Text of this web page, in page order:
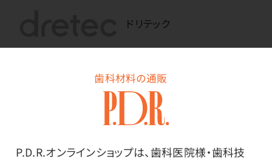
歯科材料の通販
P.D.R.オンラインショップは、歯科医院様・歯科技
ドリテック
【セット内容】本体、動作確認用電池（単4形アルカリ乾電
池2個）、ストラップ、取扱説明書（保証書付）、医療機器
添付文書